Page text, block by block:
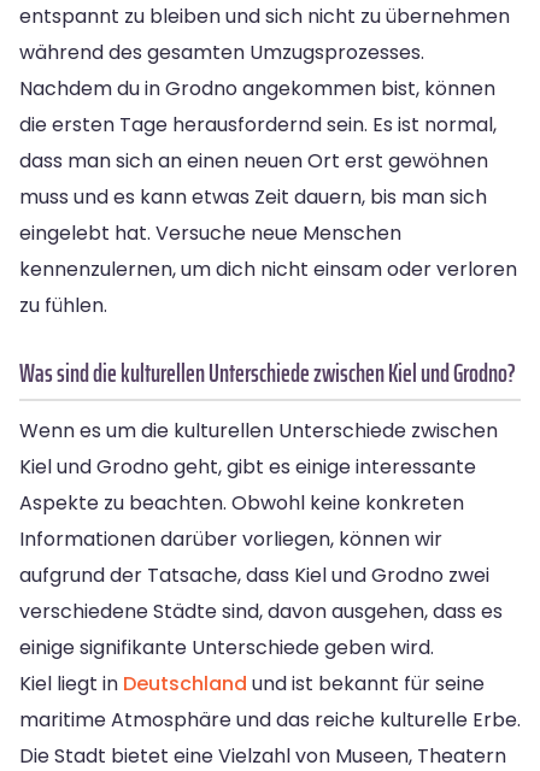
entspannt zu bleiben und sich nicht zu übernehmen
während des gesamten Umzugsprozesses.
Nachdem du in Grodno angekommen bist, können
die ersten Tage herausfordernd sein. Es ist normal,
dass man sich an einen neuen Ort erst gewöhnen
muss und es kann etwas Zeit dauern, bis man sich
eingelebt hat. Versuche neue Menschen
kennenzulernen, um dich nicht einsam oder verloren
zu fühlen.
Was sind die kulturellen Unterschiede zwischen Kiel und Grodno?
Wenn es um die kulturellen Unterschiede zwischen
Kiel und Grodno geht, gibt es einige interessante
Aspekte zu beachten. Obwohl keine konkreten
Informationen darüber vorliegen, können wir
aufgrund der Tatsache, dass Kiel und Grodno zwei
verschiedene Städte sind, davon ausgehen, dass es
einige signifikante Unterschiede geben wird.
Kiel liegt in Deutschland und ist bekannt für seine
maritime Atmosphäre und das reiche kulturelle Erbe.
Die Stadt bietet eine Vielzahl von Museen, Theatern